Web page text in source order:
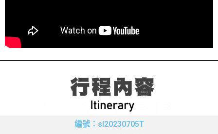
編號：sl20230705T